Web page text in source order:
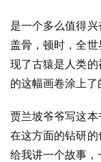
是一个多么值得
盖骨，顿时，全
现了古猿是人类
的这幅画卷涂上了
贾兰坡爷爷写这
在这方面的钻研
给我讲一个故事，